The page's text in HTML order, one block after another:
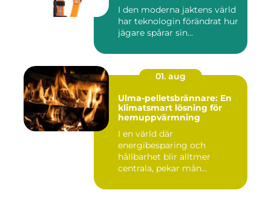
I den moderna jaktens värld
har teknologin förändrat hur
jägare spårar sin...
01. aug
Ulma-pelletsbrännare: En
klimatsmart lösning för
hemuppvärmning
I en värld där
energibesparing och
hållbarhet blir alltmer
centrala, pekar mån...